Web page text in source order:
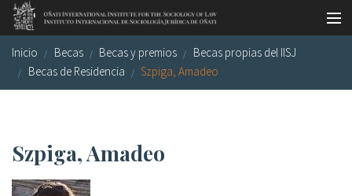
Pasar al contenido principal
Master oficial
Workshops
Biblioteca
Publicaciones
Inicio Becas Becas y premios
Becas propias del IISJ
Becas de Residencia
Szpiga, Amadeo
Szpiga, Amadeo